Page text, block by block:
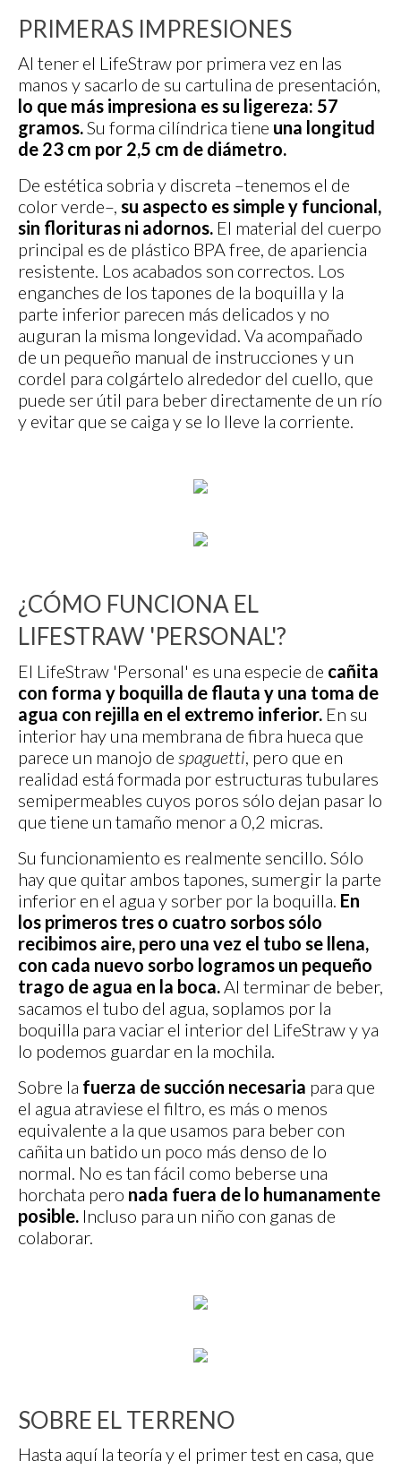
PRIMERAS IMPRESIONES
Al tener el LifeStraw por primera vez en las
manos y sacarlo de su cartulina de presentación,
lo que más impresiona es su ligereza: 57
gramos.Su forma cilíndrica tiene una longitud
de 23 cm por 2,5 cm de diámetro.
De estética sobria y discreta –tenemos el de
color verde–, su aspecto es simple y funcional,
sin florituras ni adornos. El material del cuerpo
principal es de plástico BPA free, de apariencia
resistente. Los acabados son correctos. Los
enganches de los tapones de la boquilla y la
parte inferior parecen más delicados y no
auguran la misma longevidad. Va acompañado
de un pequeño manual de instrucciones y un
cordel para colgártelo alrededor del cuello, que
puede ser útil para beber directamente de un río
y evitar que se caiga y se lo lleve la corriente.
¿CÓMO FUNCIONA EL
LIFESTRAW 'PERSONAL'?
El LifeStraw 'Personal' es una especie de cañita
con forma y boquilla de flauta y una toma de
agua con rejilla en el extremo inferior. En su
interior hay una membrana de fibra hueca que
parece un manojo de spaguetti , pero que en
realidad está formada por estructuras tubulares
semipermeables cuyos poros sólo dejan pasar lo
que tiene un tamaño menor a 0,2 micras.
Su funcionamiento es realmente sencillo. Sólo
hay que quitar ambos tapones, sumergir la parte
inferior en el agua y sorber por la boquilla. En
los primeros tres o cuatro sorbos sólo
recibimos aire, pero una vez el tubo se llena,
con cada nuevo sorbo logramos un pequeño
trago de agua en la boca. Al terminar de beber,
sacamos el tubo del agua, soplamos por la
boquilla para vaciar el interior del LifeStraw y ya
lo podemos guardar en la mochila.
Sobre la fuerza de succión necesaria para que
el agua atraviese el filtro, es más o menos
equivalente a la que usamos para beber con
cañita un batido un poco más denso de lo
normal. No es tan fácil como beberse una
horchata pero nada fuera de lo humanamente
posible. Incluso para un niño con ganas de
colaborar.
SOBRE EL TERRENO
Hasta aquí la teoría y el primer test en casa, que